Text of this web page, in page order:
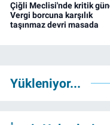
Çiğli Meclisi'nde kritik
Vergi borcuna karşılık
taşınmaz devri masada
Yükleniyor...